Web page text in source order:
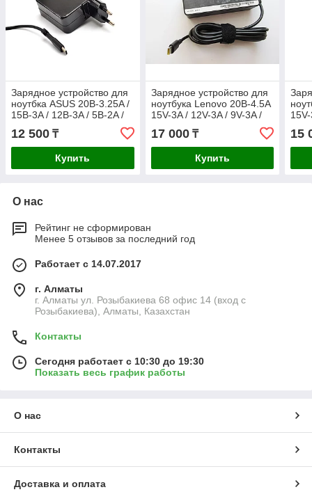
Зарядное устройство для
ноутбка ASUS 20В-3.25A /
15В-3A / 12В-3A / 5В-2A /
65Ват / Type-C ORIGINAL
12 500 ₸
Купить
Зарядное устройство для
ноутбука Lenovo 20В-4.5A
15V-3A / 12V-3A / 9V-3A /
5V-3A 90Ват разъём Type-
C
17 000₸
Купить
15
О нас
Рейтинг не сформирован
Менее 5 отзывов за последний год
Работает с 14.07.2017
г. Алматы
г. Алматы ул. Розыбакиева 68 офис 14 (вход с
Розыбакиева), Алматы, Казахстан
Контакты
Сегодня работает с 10:30 до 19:30
Показать весь график работы
О нас
Контакты
Доставка и оплата